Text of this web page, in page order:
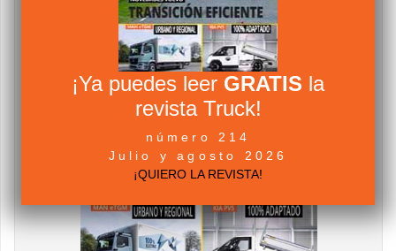
¡Ya puedes leer GRATIS la
revista Truck!
número 214
Julio y agosto 2026
¡QUIERO LA REVISTA!